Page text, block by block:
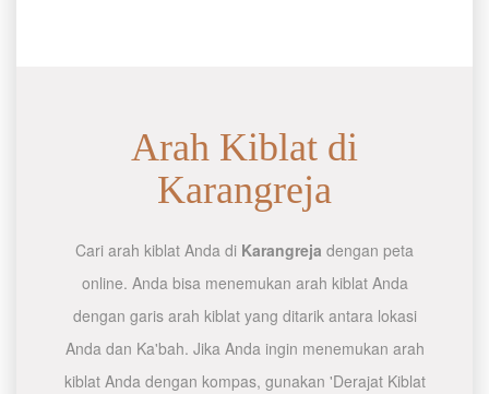
Arah Kiblat di
Karangreja
Cari arah kiblat Anda di Karangreja dengan peta
online. Anda bisa menemukan arah kiblat Anda
dengan garis arah kiblat yang ditarik antara lokasi
Anda dan Ka'bah. Jika Anda ingin menemukan arah
kiblat Anda dengan kompas, gunakan 'Derajat Kiblat